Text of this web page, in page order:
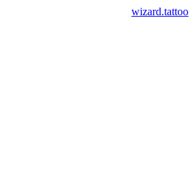
wizard.tattoo